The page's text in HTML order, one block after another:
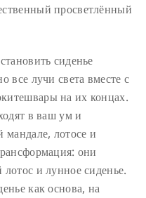
просветлённый
сиденье
все лучи света вместе с
на их концах.
в ваш ум и
лотосе и
они
и лунное сиденье.
как основа, на